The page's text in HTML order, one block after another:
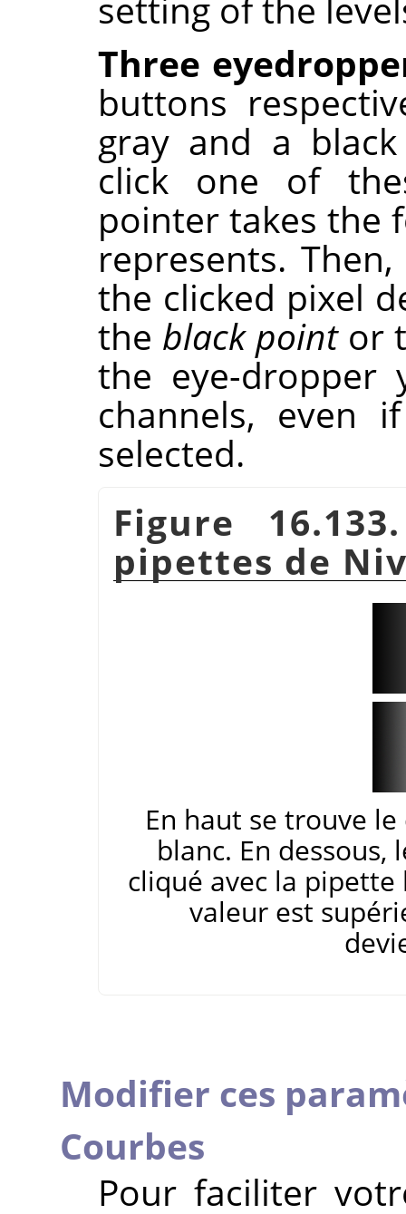
setting of the
Three
buttons
gray and a
click one of
pointer takes the
represents.
the clicked pixel
the black pointor
the eye-dropper
channels, even
selected.
Figure
pipettes de
En haut se trouve
blanc. En
cliqué avec la
valeur est
Modifier ces
Courbes
Pour faciliter